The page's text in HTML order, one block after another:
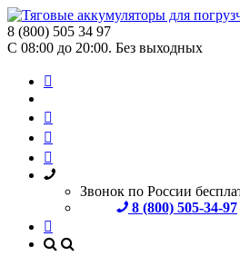
8 (800) 505 34 97
С 08:00 до 20:00. Без выходных
Звонок по России
8 (800) 505-34-97